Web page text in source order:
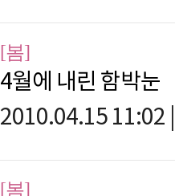
[봄]
4월에 내린 함박눈
2010.04.15 11:02
[봄]